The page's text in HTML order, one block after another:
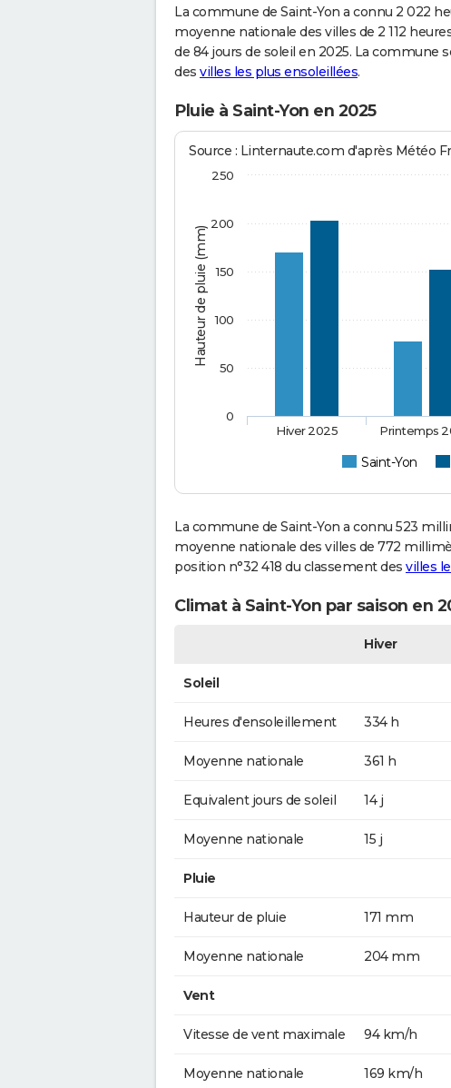
La commune de Saint-Yon a connu 2 022
moyenne nationale des villes de 2 112
de 84 jours de soleil en 2025. La commune
des villes les plus ensoleillées.
Pluie à Saint-Yon en 2025
Hauteur de pluie (mm)
Source : Linternaute.com d'après Météo
Saint-Yon
Hiver 2025 Printemps
0
50
100
150
200
250
La commune de Saint-Yon a connu 523
moyenne nationale des villes de 772
position n°32 418 du classement des villes
Climat à Saint-Yon par saison en
Hiver
Soleil
Heures d'ensoleillement 334 h
Moyenne nationale 361 h
Equivalent jours de soleil 14 j
Moyenne nationale 15 j
Pluie
Hauteur de pluie 171 mm
Moyenne nationale 204 mm
Vent
Vitesse de vent maximale 94 km/h
Moyenne nationale 169 km/h